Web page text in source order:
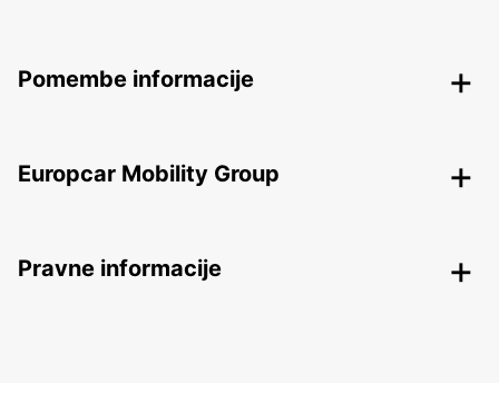
Pomembe informacije
Europcar Mobility Group
Pravne informacije